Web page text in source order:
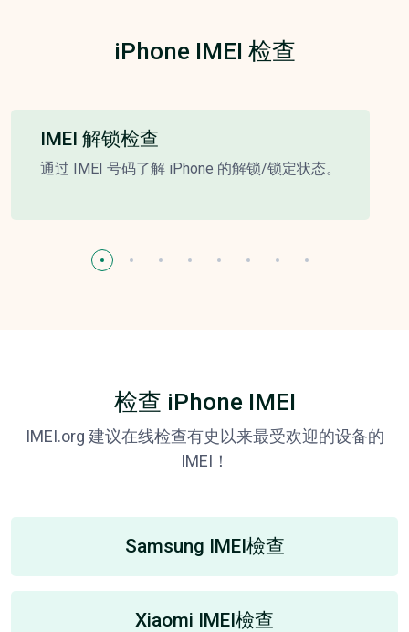
iPhone IMEI 检查
IMEI 解锁检查
通过 IMEI 号码了解 iPhone 的解锁/锁定状态。
检查 iPhone IMEI
IMEI.org 建议在线检查有史以来最受欢迎的设备的
IMEI！
Samsung IMEI檢查
Xiaomi IMEI檢查